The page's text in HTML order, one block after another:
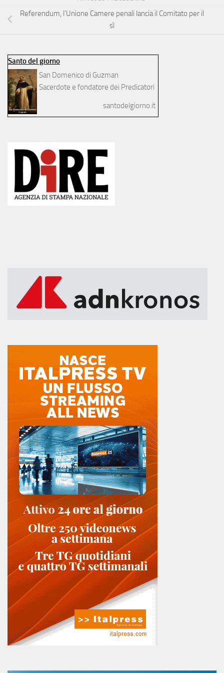
Referendum, l’Unione Camere penali lancia il Comitato per il
sì
Santo del giorno
San Domenico di Guzman
Sacerdote e fondatore dei Predicatori
santodelgiorno.it